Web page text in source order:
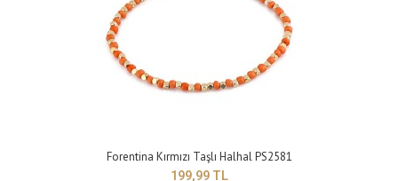
Forentina Kırmızı Taşlı Halhal PS2581
199,99 TL